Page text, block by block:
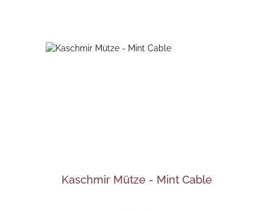
Kaschmir Mütze - Mint Cable